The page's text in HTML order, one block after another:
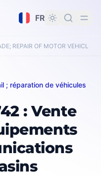
FR
REPAIR OF MOTOR VEHICLES
d'équipements de
; réparation de véhicules
: Vente